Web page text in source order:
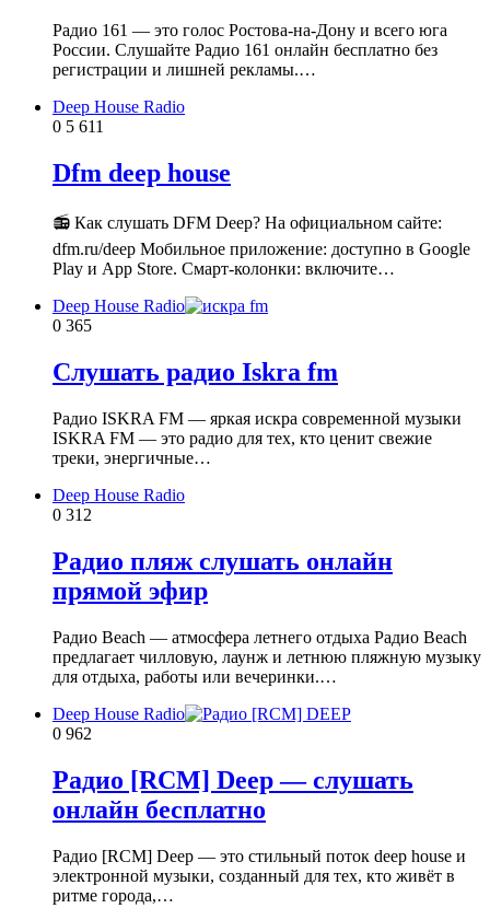
Радио 161 — это голос Ростова-на-Дону и всего юга
России. Слушайте Радио 161 онлайн бесплатно без
регистрации и лишней рекламы.…
Deep House Radio
0 5 611
Dfm deep house
📻 Как слушать DFM Deep? На официальном сайте:
dfm.ru/deep Мобильное приложение: доступно в Google
Play и App Store. Смарт-колонки: включите…
Deep House Radio
0 365
Слушать радио Iskra fm
Радио ISKRA FM — яркая искра современной музыки
ISKRA FM — это радио для тех, кто ценит свежие
треки, энергичные…
Deep House Radio
0 312
Радио пляж слушать онлайн
прямой эфир
Радио Beach — атмосфера летнего отдыха Радио Beach
предлагает чилловую, лаунж и летнюю пляжную музыку
для отдыха, работы или вечеринки.…
Deep House Radio
0 962
Радио [RCM] Deep — слушать
онлайн бесплатно
Радио [RCM] Deep — это стильный поток deep house и
электронной музыки, созданный для тех, кто живёт в
ритме города,…